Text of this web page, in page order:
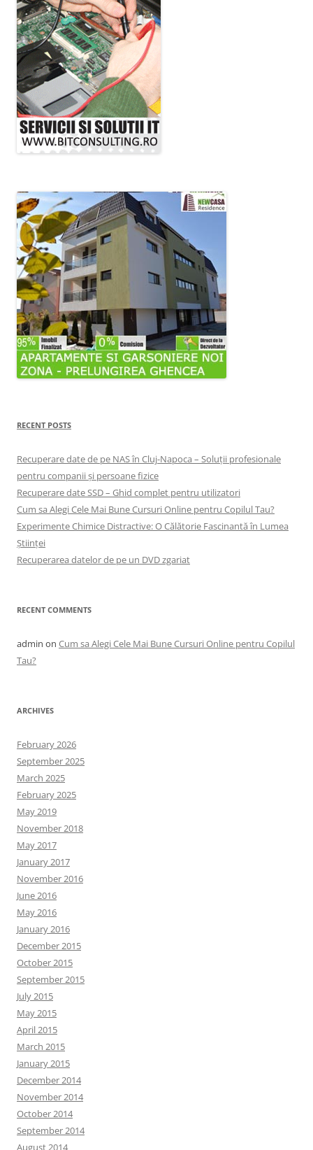
RECENT POSTS
Recuperare date de pe NAS în Cluj-Napoca – Soluții profesionale
pentru companii și persoane fizice
Recuperare date SSD – Ghid complet pentru utilizatori
Cum sa Alegi Cele Mai Bune Cursuri Online pentru Copilul Tau?
Experimente Chimice Distractive: O Călătorie Fascinantă în Lumea
Științei
Recuperarea datelor de pe un DVD zgariat
RECENT COMMENTS
admin on Cum sa Alegi Cele Mai Bune Cursuri Online pentru Copilul
Tau?
ARCHIVES
February 2026
September 2025
March 2025
February 2025
May 2019
November 2018
May 2017
January 2017
November 2016
June 2016
May 2016
January 2016
December 2015
October 2015
September 2015
July 2015
May 2015
April 2015
March 2015
January 2015
December 2014
November 2014
October 2014
September 2014
August 2014